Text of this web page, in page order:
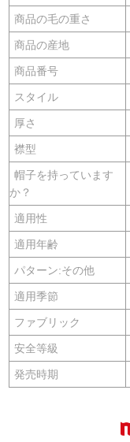
商品の毛の重さ
商品の産地
商品番号
スタイル
厚さ
襟型
帽子を持っています
か？
適用性
適用年齢
パターン:その他
適用季節
ファブリック
安全等級
発売時期